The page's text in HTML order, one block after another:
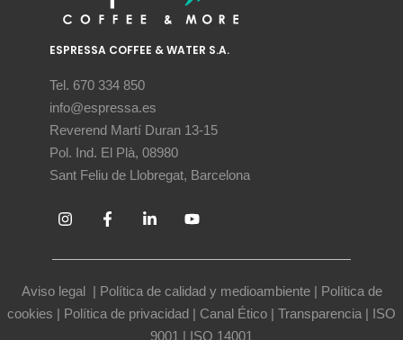
ESPRESSA COFFEE & WATER S.A.
Tel. 670 334 850
info@espressa.es
Reverend Martí Duran 13-15
Pol. Ind. El Plà, 08980
Sant Feliu de Llobregat, Barcelona
Aviso legal | Política de calidad y medioambiente| Política de
cookies | Política de privacidad | Canal Ético | Transparencia | ISO
9001 | ISO 14001